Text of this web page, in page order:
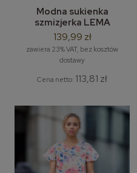
Modna sukienka
szmizjerka LEMA
Weronika rozm. M-3XL
139,99 zł
zawiera 23% VAT, bez kosztów
dostawy
Cena netto: 113,81 zł